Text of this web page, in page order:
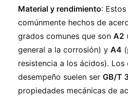
Material y rendimiento:
comúnmente hechos de
grados comunes que sonA2
general a la corrosión) yA4
resistencia a los ácidos). Los
desempeño suelen serGB/T
propiedades mecánicas de